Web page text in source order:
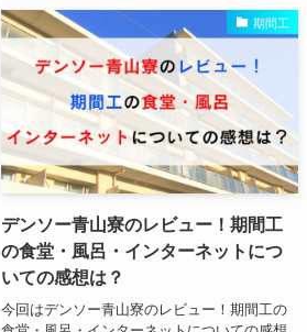
期間工
デンソー青山寮のレビュー！期間工
の食堂・風呂・インターネットにつ
いての感想は？
今回はデンソー青山寮のレビュー！期間工の